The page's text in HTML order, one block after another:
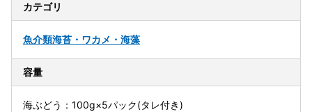
カテゴリ
魚介類海苔・ワカメ・海藻
容量
海ぶどう：100g×5パック(タレ付き)